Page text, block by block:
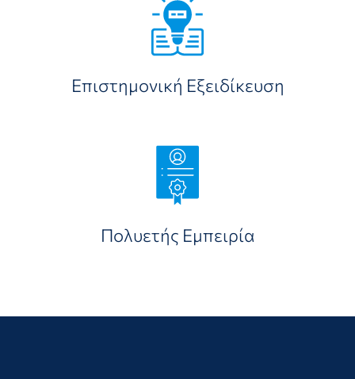
Επιστημονική Εξειδίκευση
Πολυετής Εμπειρία